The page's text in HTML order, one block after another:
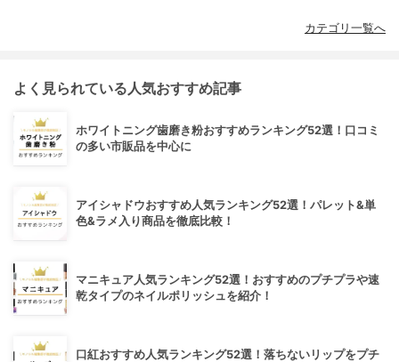
カテゴリ一覧へ
よく見られている人気おすすめ記事
ホワイトニング歯磨き粉おすすめランキング52選！口コミ
の多い市販品を中心に
アイシャドウおすすめ人気ランキング52選！パレット&単
色&ラメ入り商品を徹底比較！
マニキュア人気ランキング52選！おすすめのプチプラや速
乾タイプのネイルポリッシュを紹介！
口紅おすすめ人気ランキング52選！落ちないリップをプチ